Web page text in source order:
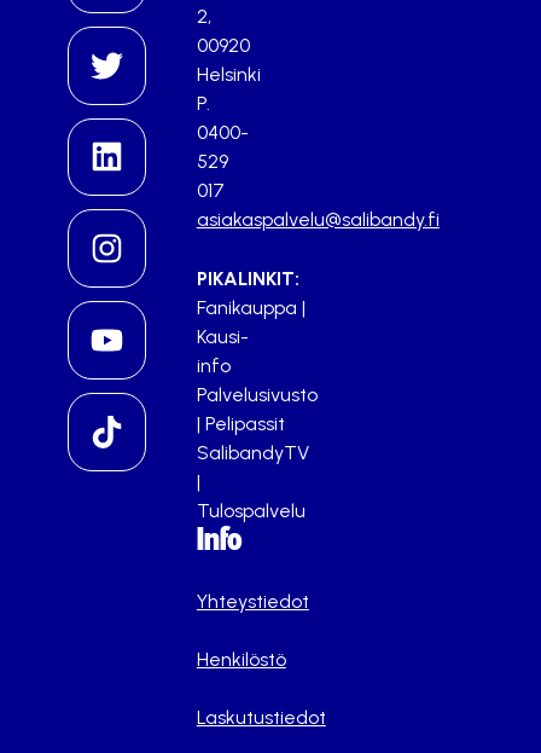
2,
00920
Helsinki
P.
0400-
529
017
asiakaspalvelu@salibandy.fi
PIKALINKIT:
Fanikauppa |
Kausi-
info
Palvelusivusto
| Pelipassit
SalibandyTV
|
Tulospalvelu
Info
Yhteystiedot
Henkilöstö
Laskutustiedot